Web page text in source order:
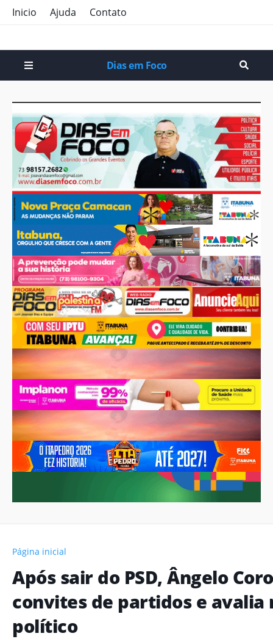
Inicio Ajuda Contato
Dias em Foco
Página inicial
Após sair do PSD, Ângelo
convites de partidos e avalia
político